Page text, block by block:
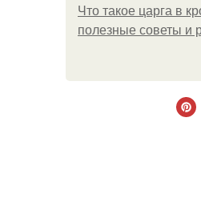
Что такое царга в
полезные советы и